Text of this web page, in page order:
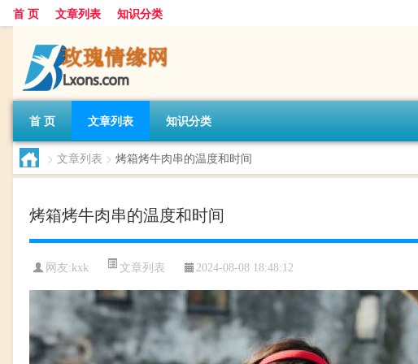
首 页 文章列表 知识分类
首 页 文章列表 知识分类
> 文章列表 > 烤箱烤牛肉串的温度和时间
烤箱烤牛肉串的温度和时间
网友: kxk 文章列表 2024-08-08 18:48:12